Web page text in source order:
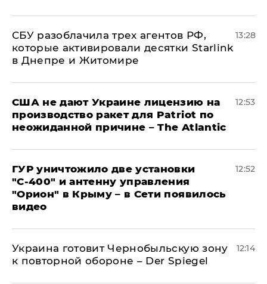
СБУ разоблачила трех агентов РФ,
которые активировали десятки Starlink
в Днепре и Житомире
13:28
США не дают Украине лицензию на
производство ракет для Patriot по
неожиданной причине – The Atlantic
12:53
ГУР уничтожило две установки
"С‑400" и антенну управления
"Орион" в Крыму – в Сети появилось
видео
12:52
Украина готовит Чернобыльскую зону
к повторной обороне – Der Spiegel
12:14